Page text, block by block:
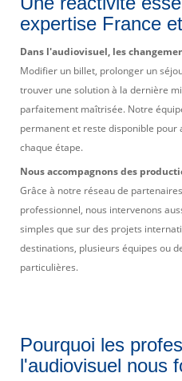
expertise France
Dans l'audiovisuel, les
Modifier un billet, prolonger un
trouver une solution à la dernière
parfaitement maîtrisée. Notre
permanent et reste disponible pour
chaque étape.
Nous accompagnons des
Grâce à notre réseau de
professionnel, nous intervenons
simples que sur des projets
destinations, plusieurs équipes ou
particulières.
Pourquoi les
l'audiovisuel nous